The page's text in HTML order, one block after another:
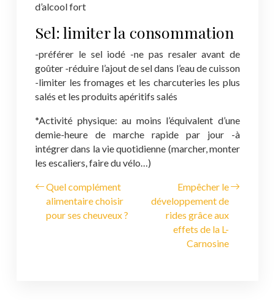
d’alcool fort
Sel: limiter la consommation
-préférer le sel iodé -ne pas resaler avant de
goûter -réduire l’ajout de sel dans l’eau de cuisson
-limiter les fromages et les charcuteries les plus
salés et les produits apéritifs salés
*Activité physique: au moins l’équivalent d’une
demie-heure de marche rapide par jour -à
intégrer dans la vie quotidienne (marcher, monter
les escaliers, faire du vélo…)
Quel complément
alimentaire choisir
pour ses cheuveux ?
Empêcher le
développement de
rides grâce aux
effets de la L-
Carnosine